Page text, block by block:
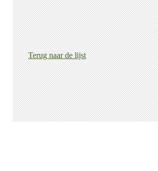
Terug naar de lijst